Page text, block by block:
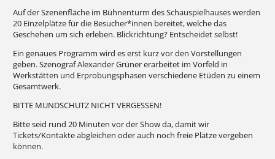
Auf der Szenenfläche im Bühnenturm des Schauspielhauses werden
20 Einzelplätze für die Besucher*innen bereitet, welche das
Geschehen um sich erleben. Blickrichtung? Entscheidet selbst!
Ein genaues Programm wird es erst kurz vor den Vorstellungen
geben. Szenograf Alexander Grüner erarbeitet im Vorfeld in
Werkstätten und Erprobungsphasen verschiedene Etüden zu einem
Gesamtwerk.
BITTE MUNDSCHUTZ NICHT VERGESSEN!
Bitte seid rund 20 Minuten vor der Show da, damit wir
Tickets/Kontakte abgleichen oder auch noch freie Plätze vergeben
können.